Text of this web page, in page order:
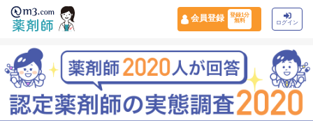
会員登録
登録1分
無料
ログイン